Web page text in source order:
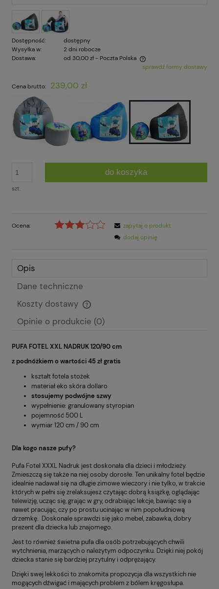
Dostępność:
dostępny
Wysyłka w:
2 dni robocze
Dostawa:
od 30,00 zł- Poczta Polska
Cena nie zawiera ewentualnych kosztów płatnościsprawdź formy dostawy
Cena brutto: 239,00 zł
szt.
do koszyka
Ocena:
zapytaj o produkt
dodaj opinię
Opis
Dane techniczne
Koszty dostawy
Cena nie zawiera ewentualnych kosztów płatności
Opinie o produkcie (0)
PUFA FOTEL XXL NADRUK 120/90 cm
z podnóżkiem o wartości 45 zł gratis
kształt fotela stożek
materiał eko skóra dollaro
stosujemy podwójne szwy
wypełnienie: granulowany styropian
pojemność 500 L
wymiar 120 cm / 90 cm
Dla kogo nasze pufy?
Pufa Fotel XXXL Nadruk jest doskonała dla dzieci i młodzieży.
Zmieszczą się także na niej osoby dorosłe. Ten unikalny fotel będzie
idealnie nadawał się na długie zimowe wieczory i nie tylko, w trakcie
których w pełni się zrelaksujesz czytając dobrą książkę, oglądając
telewizję, ucząc się, grając w gry, odrabiając lekcje, bawiąc się a
nawet pracując, czy po prostu ucinając w nim popołudniową
drzemkę. Doskonale sprawdzi się jako mebel, zabawka, dobry
prezent dla dziecka lub znajomego.
Jest to również świetna pufa dla osób potrzebujących chwili
wytchnienia, marzących o należytym odpoczynku. Dzięki niej pokój
dziecka stanie się bardziej przytulny i odprężający.
Dzięki swej lekkości to znakomita propozycja dla wszystkich nie
mogących dźwigać i mających problem z bólem kręgosłupa.